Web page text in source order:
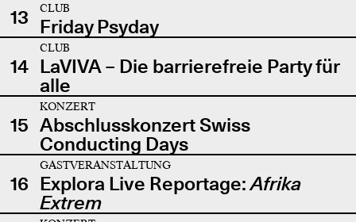
13
CLUB
Friday Psyday
14
CLUB
LaVIVA – Die barrierefreie Party für
alle
15
KONZERT
Abschlusskonzert Swiss
Conducting Days
16
GASTVERANSTALTUNG
Explora Live Reportage:Afrika
Extrem